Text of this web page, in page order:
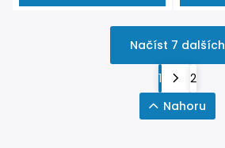
Načíst 7 dalších
1
2
Nahoru